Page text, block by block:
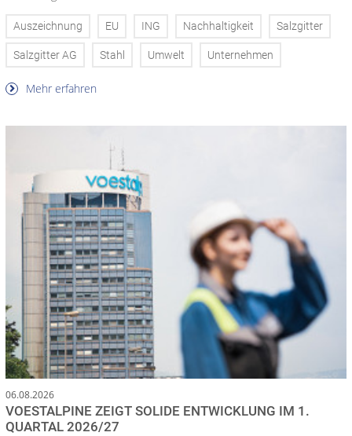
Auszeichnung EU ING Nachhaltigkeit Salzgitter
Salzgitter AG Stahl Umwelt Unternehmen
Mehr erfahren
06.08.2026
VOESTALPINE ZEIGT SOLIDE ENTWICKLUNG IM 1.
QUARTAL 2026/27